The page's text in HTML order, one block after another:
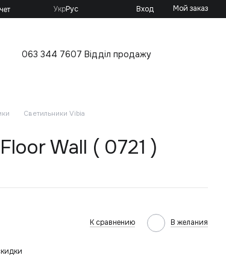
УкрРус Вход Мой заказ
063 344 7607 Відділ продажу
Светильники Vibia
Wall ( 0721 )
К сравнению В желания